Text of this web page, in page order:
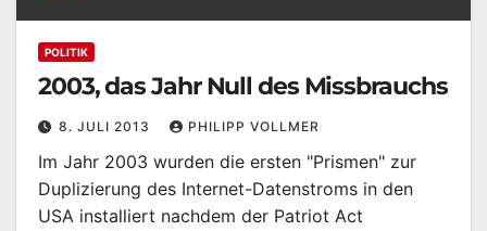
POLITIK
2003, das Jahr Null des Missbrauchs
8. JULI 2013 PHILIPP VOLLMER
Im Jahr 2003 wurden die ersten "Prismen" zur
Duplizierung des Internet-Datenstroms in den
USA installiert nachdem der Patriot Act